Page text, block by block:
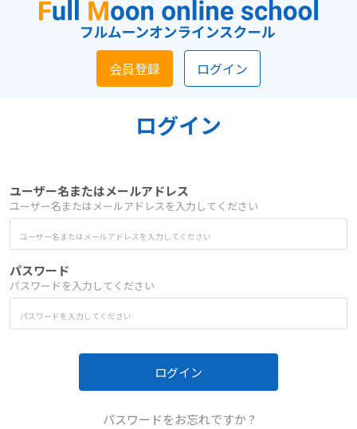
会員登録 ログイン
ログイン
ユーザー名またはメールアドレス
ユーザー名またはメールアドレスを入力してください
パスワード
パスワードを入力してください
パスワードをお忘れですか ?